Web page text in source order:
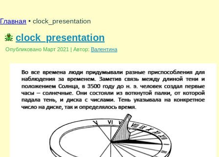
Главная • clock_presentation
clock_presentation
Опубликовано Март 2021 | Автор: Валентина